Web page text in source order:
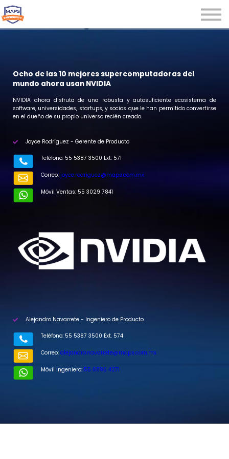
Seminarios
Iniciar sesión
Ocho de las 10 mejores supercomputadoras del
mundo ahora usan NVIDIA
NVIDIA ahora disfruta de una robusta y autosuficiente ecosistema de
software, universidades, startups, y socios que le han permitido convertirse
en el dueño de su propio universo recién creado.
Joyce Rodríguez - Gerente de Producto
Teléfono: 55 5387 3500 Ext. 571
Correo: joyce.rodriguez@maps.com.mx
Móvil Ventas: 55 3029 7841
Alejandro Navarrete - Ingeniero de Producto
Teléfono: 55 5387 3500 Ext. 574
Correo: alejandro.navarrete@maps.com.mx
Móvil Ingeniero: 55 6806 4271